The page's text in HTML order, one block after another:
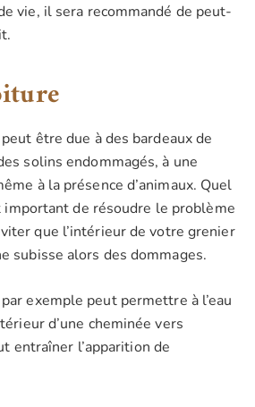
vie, il sera recommandé de peut-
peut être due à des bardeaux de
solins endommagés, à une
à la présence d’animaux. Quel
de résoudre le problème
que l’intérieur de votre grenier
subisse alors des dommages.
exemple peut permettre à l’eau
d’une cheminée vers
entraîner l’apparition de